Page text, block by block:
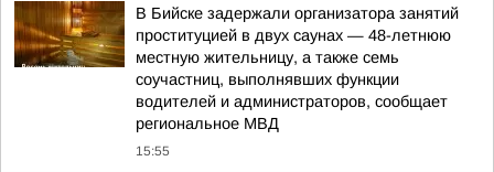
В Бийске задержали организатора занятий
проституцией в двух саунах — 48-летнюю
местную жительницу, а также семь
соучастниц, выполнявших функции
водителей и администраторов, сообщает
региональное МВД
15:55